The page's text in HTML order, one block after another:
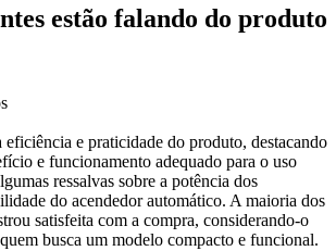
estão falando do produto
eficiência e praticidade do produto, destacando
e funcionamento adequado para o uso
ressalvas sobre a potência dos
do acendedor automático. A maioria dos
satisfeita com a compra, considerando-o
busca um modelo compacto e funcional.